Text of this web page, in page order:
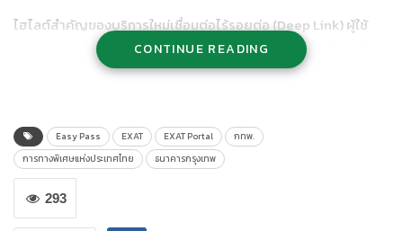
ไฮไลต์สำคัญของบริการใหม่เชื่อมต่อไร้รอยต่อ (Deep Link) ผู้ใช้
สามารถกดเติมเงินจากแอป EXAT Portal แล้วระบบจะนำเข้าสู่หน้า
ชำระเงินของ Bangkok Bank Mobile Banking ทันทีระบบใบเสร็จ
Receipt ได้ทันทีตรวจสอบยอดทันใจ สามารถเช็กยอดเงินคงเหลือ
และประวัติการทำรายการได้แบบ Real-time ผ่านแอปพลิเคชัน ความ
ร่วมมือในครั้งนี้เป็นการพัฒนาต่อยอดระบบดิจิทัลของ กทพ. เพื่อตอบ
โจทย์ไลฟ์สไตล์ของผู้ใช้ทางพิเศษให้ได้รับความสะดวก รวดเร็ว และ
ปลอดภัยในการทำธุรกรรมทางการเงินในยุคดิจิทัล
CONTINUE READING
Easy Pass EXAT EXAT Portal
กทพ.
การทางพิเศษแห่งประเทศไทย
ธนาคารกรุงเทพ
293